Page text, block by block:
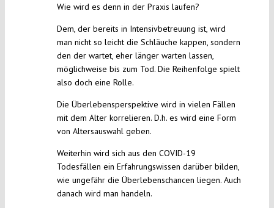
Wie wird es denn in der Praxis laufen?
Dem, der bereits in Intensivbetreuung ist, wird
man nicht so leicht die Schläuche kappen, sondern
den der wartet, eher länger warten lassen,
möglichweise bis zum Tod. Die Reihenfolge spielt
also doch eine Rolle.
Die Überlebensperspektive wird in vielen Fällen
mit dem Alter korrelieren. D.h. es wird eine Form
von Altersauswahl geben.
Weiterhin wird sich aus den COVID-19
Todesfällen ein Erfahrungswissen darüber bilden,
wie ungefähr die Überlebenschancen liegen. Auch
danach wird man handeln.